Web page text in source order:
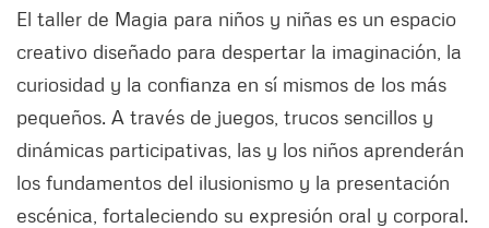
El taller de Magia para niños y niñas es un espacio
creativo diseñado para despertar la imaginación, la
curiosidad y la confianza en sí mismos de los más
pequeños. A través de juegos, trucos sencillos y
dinámicas participativas, las y los niños aprenderán
los fundamentos del ilusionismo y la presentación
escénica, fortaleciendo su expresión oral y corporal.